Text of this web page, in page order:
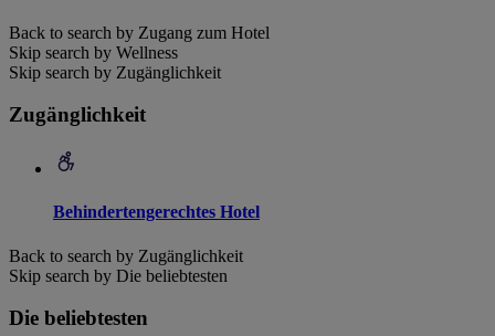
Back to search by Zugang zum Hotel
Skip search by Wellness
Skip search by Zugänglichkeit
Zugänglichkeit
Behindertengerechtes Hotel
Back to search by Zugänglichkeit
Skip search by Die beliebtesten
Die beliebtesten